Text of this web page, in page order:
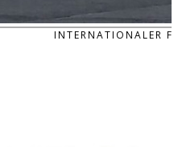
INTERNATIONALER